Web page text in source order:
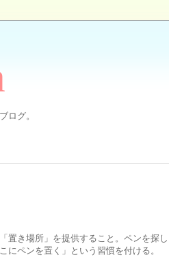
ログ。
置き場所」を提供すること。ペンを探し
にペンを置く」という習慣を付ける。